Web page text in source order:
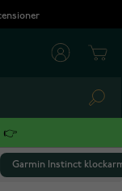
👉
Garmin Instinct